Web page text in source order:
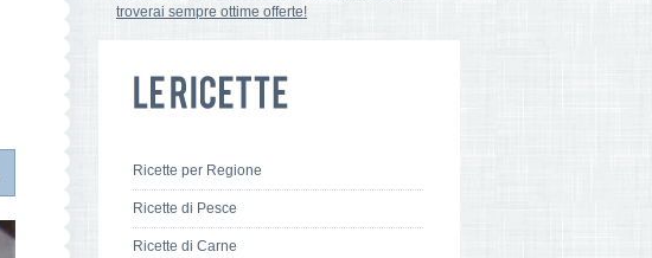
troverai sempre ottime offerte!
Ricette per Regione
Ricette di Pesce
Ricette di Carne